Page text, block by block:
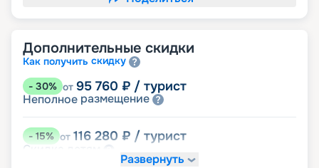
Дополнительные скидки
Как получить скидку
- 30% от 95 760 ₽ / турист
Неполное размещение
-15% от 116 280 ₽ / турист
Скидка
Развернуть